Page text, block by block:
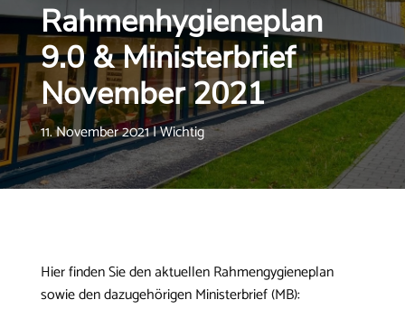
Rahmenhygieneplan
9.0 & Ministerbrief
November 2021
11. November 2021|Wichtig
Hier finden Sie den aktuellen Rahmengygieneplan
sowie den dazugehörigen Ministerbrief (MB):